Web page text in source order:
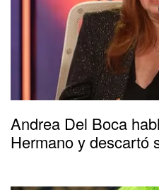
Andrea Del Boca
Hermano y descartó